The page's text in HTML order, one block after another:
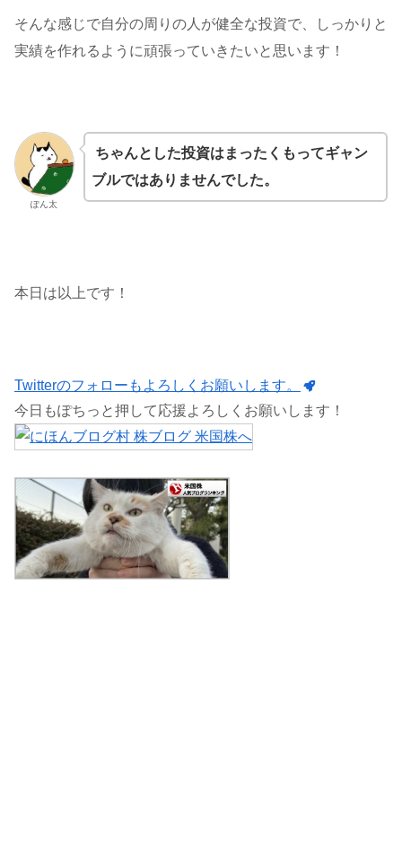
そんな感じで自分の周りの人が健全な投資で、しっかりと
実績を作れるように頑張っていきたいと思います！
ぽん太
ちゃんとした投資はまったくもってギャン
ブルではありませんでした。
本日は以上です！
Twitterのフォローもよろしくお願いします。
今日もぽちっと押して応援よろしくお願いします！